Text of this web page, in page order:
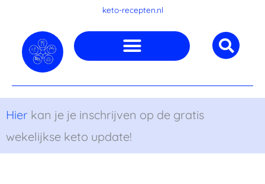
inhoud
keto-recepten.nl
Hier kan je je inschrijven op de gratis
wekelijkse keto update!